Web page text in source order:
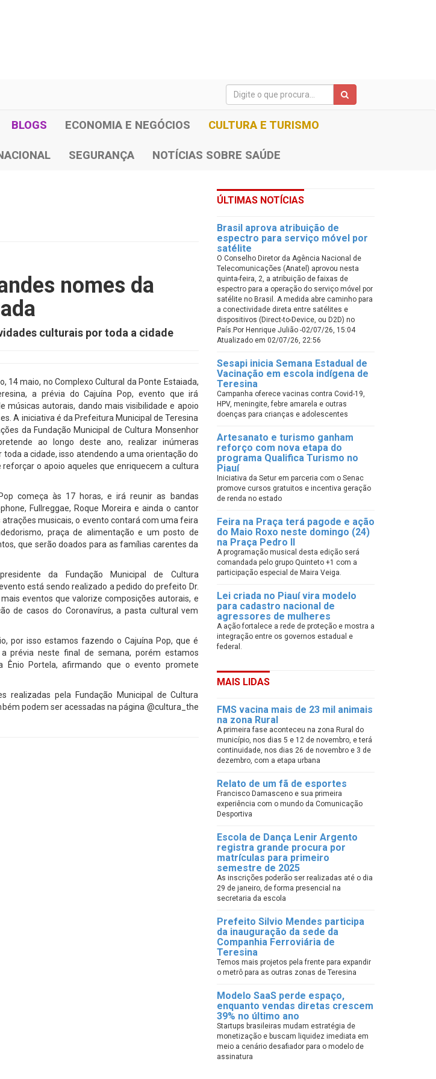
BLOGS ECONOMIA E NEGÓCIOS CULTURA E TURISMO
SEGURANÇA NOTÍCIAS SOBRE SAÚDE
nomes da
culturais por toda a cidade
14 maio, no Complexo Cultural da Ponte Estaiada,
a prévia do Cajuína Pop, evento que irá
músicas autorais, dando mais visibilidade e apoio
A iniciativa é da Prefeitura Municipal de Teresina
da Fundação Municipal de Cultura Monsenhor
ao longo deste ano, realizar inúmeras
a cidade, isso atendendo a uma orientação do
reforçar o apoio aqueles que enriquecem a cultura
começa às 17 horas, e irá reunir as bandas
Fullreggae, Roque Moreira e ainda o cantor
musicais, o evento contará com uma feira
praça de alimentação e um posto de
que serão doados para as famílias carentes da
da Fundação Municipal de Cultura
está sendo realizado a pedido do prefeito Dr.
eventos que valorize composições autorais, e
de casos do Coronavírus, a pasta cultural vem
por isso estamos fazendo o Cajuína Pop, que é
prévia neste final de semana, porém estamos
Ênio Portela, afirmando que o evento promete
realizadas pela Fundação Municipal de Cultura
podem ser acessadas na página @cultura_the
ÚLTIMAS NOTÍCIAS
Brasil aprova atribuição de
espectro para serviço móvel por
satélite
O Conselho Diretor da Agência Nacional de
Telecomunicações (Anatel) aprovou nesta
quinta-feira, 2, a atribuição de faixas de
espectro para a operação do serviço móvel por
satélite no Brasil. A medida abre caminho para
a conectividade direta entre satélites e
dispositivos (Direct-to-Device, ou D2D) no
País.Por Henrique Julião -02/07/26, 15:04
Atualizado em 02/07/26, 22:56
Sesapi inicia Semana Estadual de
Vacinação em escola indígena de
Teresina
Campanha oferece vacinas contra Covid-19,
HPV, meningite, febre amarela e outras
doenças para crianças e adolescentes
Artesanato e turismo ganham
reforço com nova etapa do
programa Qualifica Turismo no
Piauí
Iniciativa da Setur em parceria com o Senac
promove cursos gratuitos e incentiva geração
de renda no estado
Feira na Praça terá pagode e ação
do Maio Roxo neste domingo (24)
na Praça Pedro II
A programação musical desta edição será
comandada pelo grupo Quinteto +1 com a
participação especial de Maira Veiga.
Lei criada no Piauí vira modelo
para cadastro nacional de
agressores de mulheres
A ação fortalece a rede de proteção e mostra a
integração entre os governos estadual e
federal.
MAIS LIDAS
FMS vacina mais de 23 mil animais
na zona Rural
A primeira fase aconteceu na zona Rural do
município, nos dias 5 e 12 de novembro, e terá
continuidade, nos dias 26 de novembro e 3 de
dezembro, com a etapa urbana
Relato de um fã de esportes
Francisco Damasceno e sua primeira
experiência com o mundo da Comunicação
Desportiva
Escola de Dança Lenir Argento
registra grande procura por
matrículas para primeiro
semestre de 2025
As inscrições poderão ser realizadas até o dia
29 de janeiro, de forma presencial na
secretaria da escola
Prefeito Silvio Mendes participa
da inauguração da sede da
Companhia Ferroviária de
Teresina
Temos mais projetos pela frente para expandir
o metrô para as outras zonas de Teresina
Modelo SaaS perde espaço,
enquanto vendas diretas crescem
39% no último ano
Startups brasileiras mudam estratégia de
monetização e buscam liquidez imediata em
meio a cenário desafiador para o modelo de
assinatura